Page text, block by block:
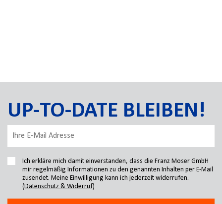
UP-TO-DATE BLEIBEN!
Ich erkläre mich damit einverstanden, dass die Franz Moser GmbH
mir regelmäßig Informationen zu den genannten Inhalten per E-Mail
zusendet. Meine Einwilligung kann ich jederzeit widerrufen.
(Datenschutz & Widerruf)